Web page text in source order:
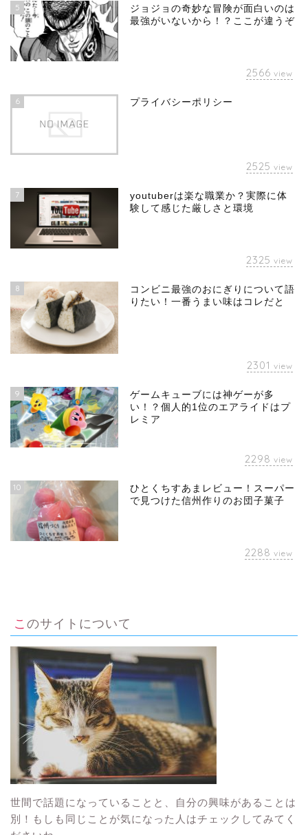
5
ジョジョの奇妙な冒険が面白いのは
最強がいないから！？ここが違うぞ
2566 view
6 プライバシーポリシー
2525 view
7
youtuberは楽な職業か？実際に体
験して感じた厳しさと環境
2325 view
8
コンビニ最強のおにぎりについて語
りたい！一番うまい味はコレだと
2301 view
9
ゲームキューブには神ゲーが多
い！？個人的1位のエアライドはプ
レミア
2298 view
10
ひとくちすあまレビュー！スーパー
で見つけた信州作りのお団子菓子
2288 view
このサイトについて
世間で話題になっていることと、自分の興味があることは
別！もしも同じことが気になった人はチェックしてみてく